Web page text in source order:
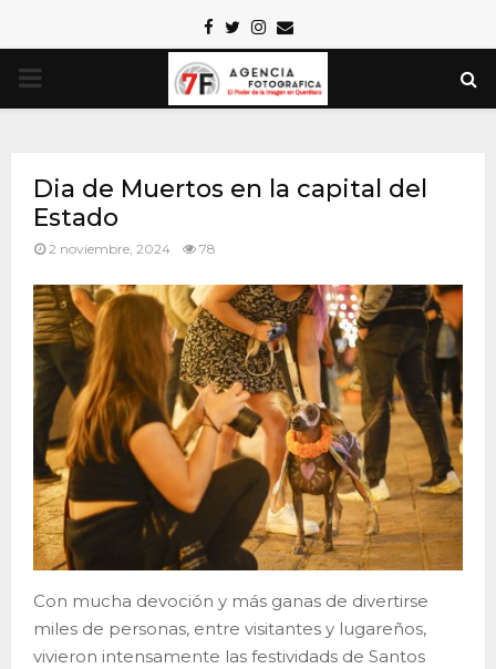
Facebook
TwitterInstagram
Email
PRIMARY
Dia de Muertos en la capital del
Estado
2 noviembre, 2024 78
Con mucha devoción y más ganas de divertirse
miles de personas, entre visitantes y lugareños,
vivieron intensamente las festividads de Santos